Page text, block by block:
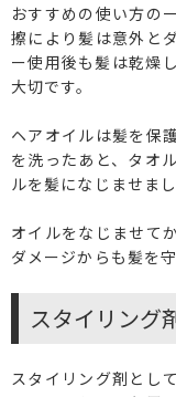
おすすめの使い方の
擦により髪は意外と
ー使用後も髪は乾燥
大切です。
ヘアオイルは髪を保
を洗ったあと、タオ
ルを髪になじませま
オイルをなじませて
ダメージからも髪を
スタイリング
スタイリング剤とし